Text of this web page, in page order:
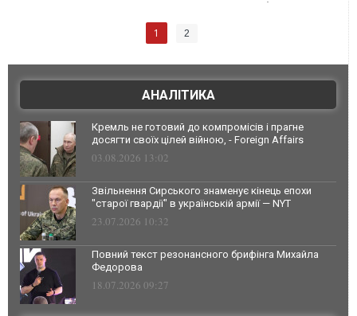
1 2
АНАЛІТИКА
Кремль не готовий до компромісів і прагне
досягти своїх цілей війною, - Foreign Affairs
03.08.2026 13:02
Звільнення Сирського знаменує кінець епохи
"старої гвардії" в українській армії — NYT
23.07.2026 10:32
Повний текст резонансного брифінга Михайла
Федорова
18.07.2026 09:27